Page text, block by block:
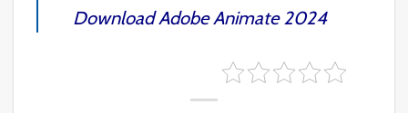
DownloadAdobe Animate2024